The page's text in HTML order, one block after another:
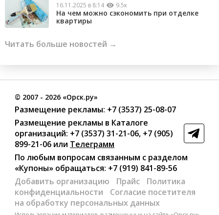
16.11.2025 в 8:14 9.5к
На чем можно сэкономить при отделке
квартиры
Читать больше новостей →
© 2007 - 2026 «Орск.ру»
Размещение рекламы: +7 (3537) 25-08-07
Размещение рекламы в Каталоге
организаций: +7 (3537) 31-21-06, +7 (905)
899-21-06 или Телеграмм
По любым вопросам связанным с разделом
«Купоны» обращаться: +7 (919) 841-89-56
Добавить организацию
Прайс
Политика
конфиденциальности
Согласие посетителя
на обработку персональных данных